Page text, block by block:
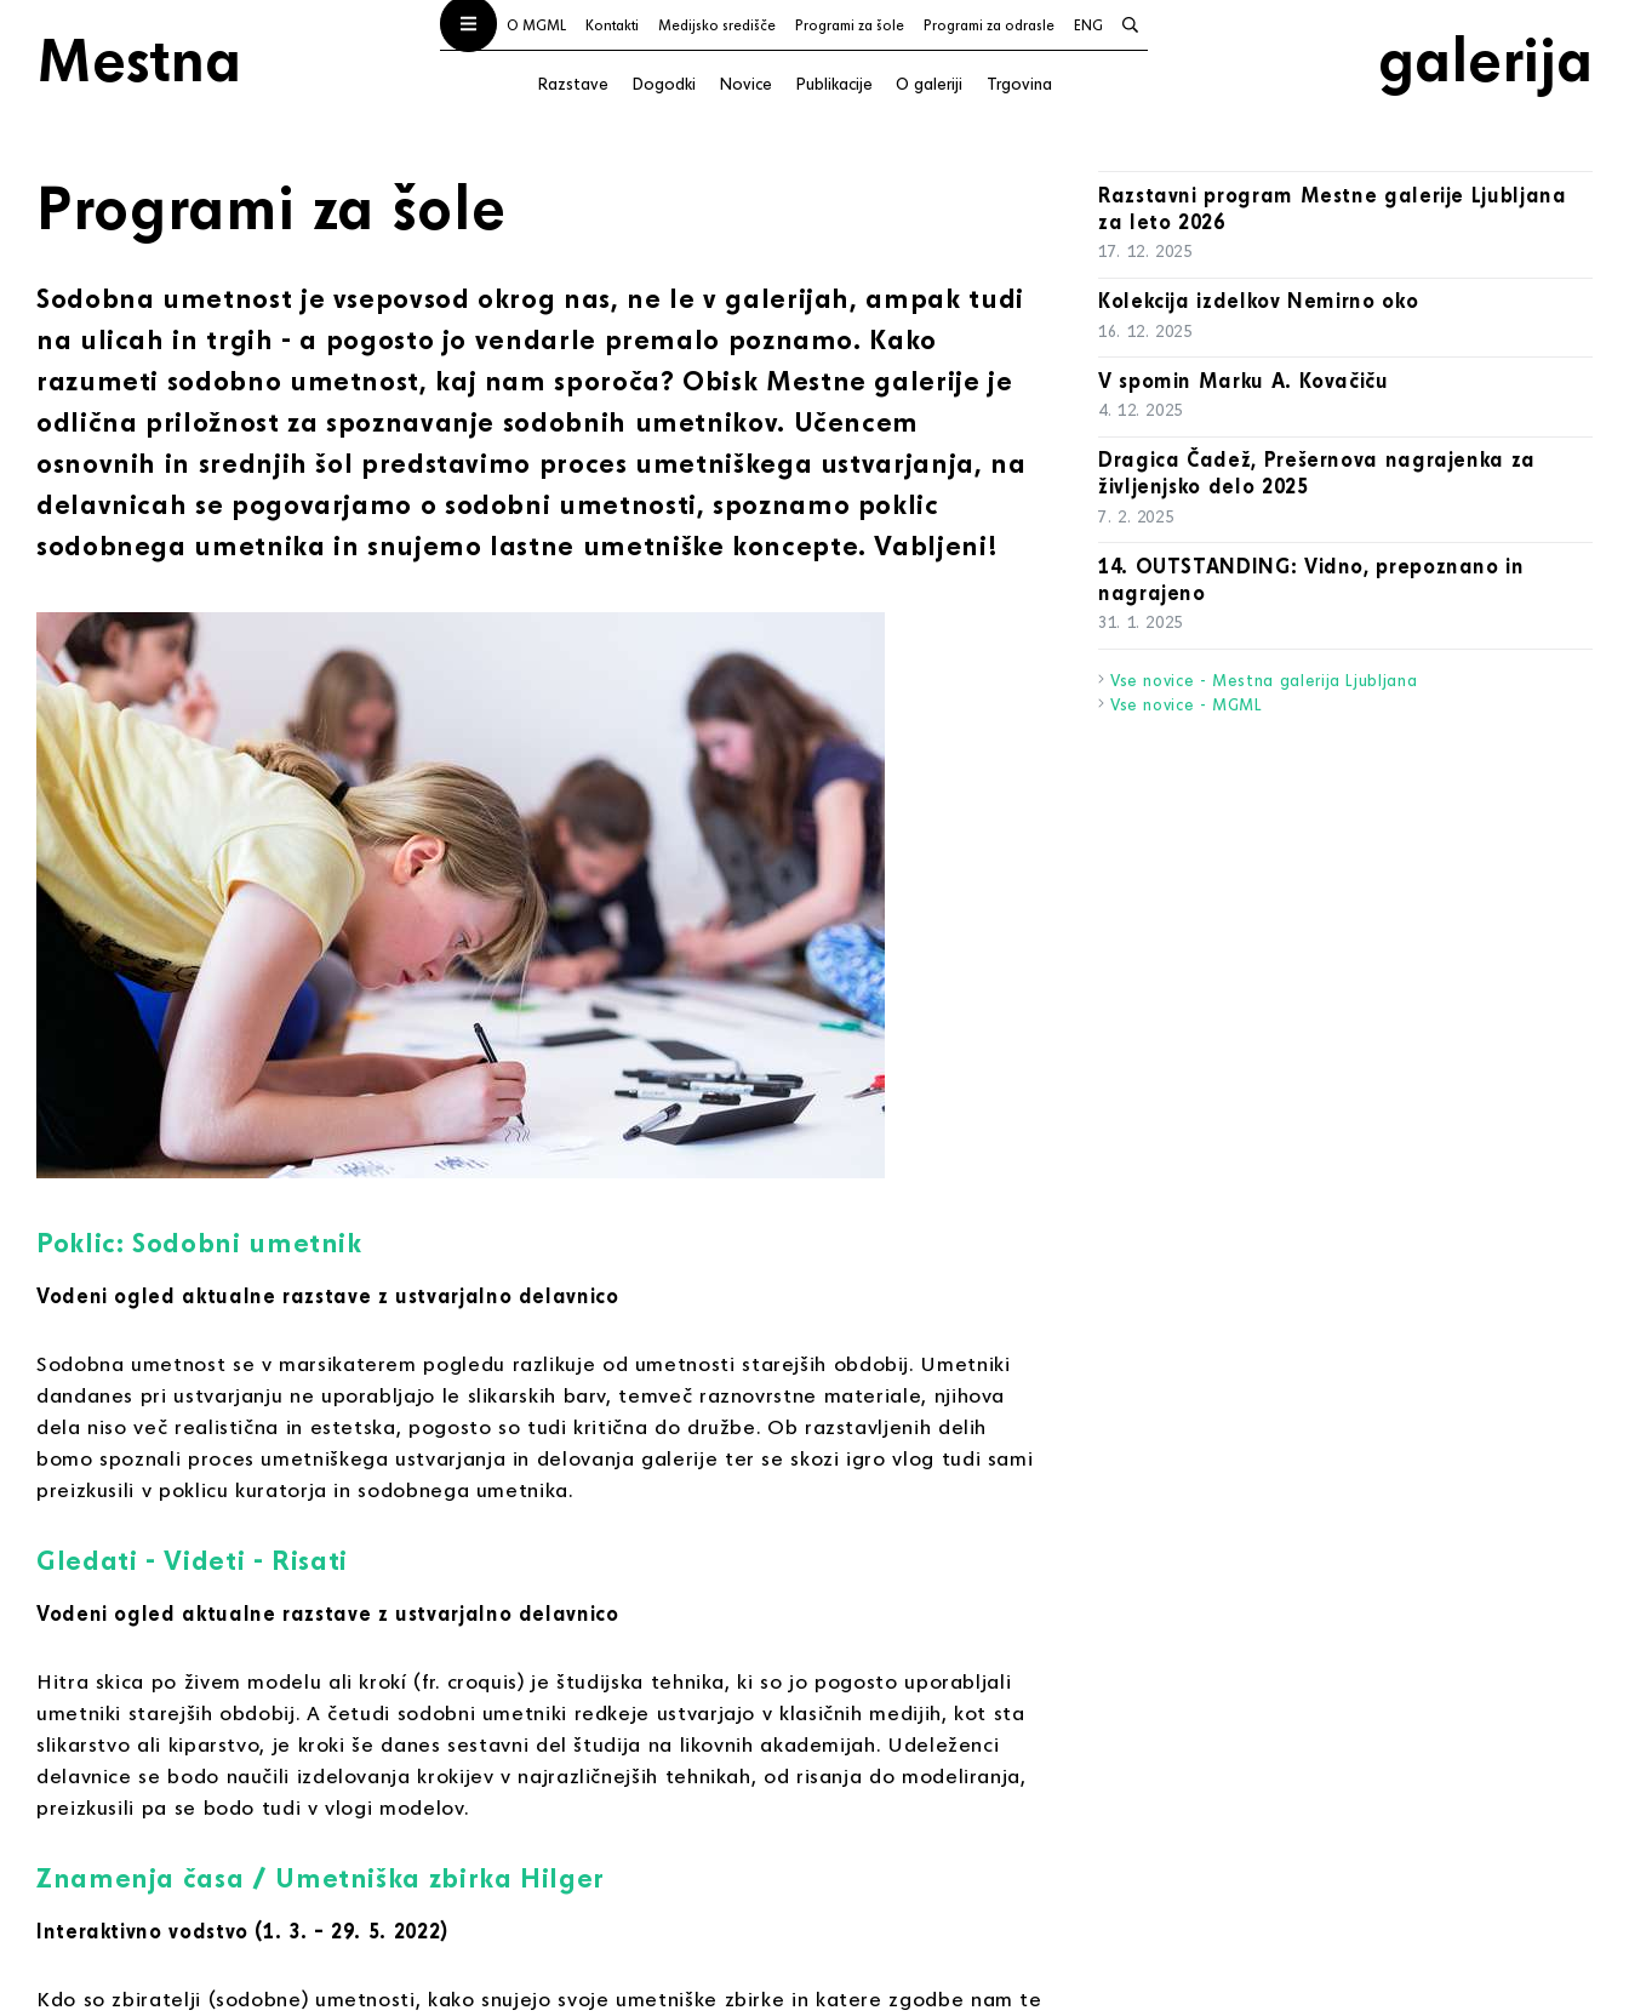
Mestna O MGML Kontakti Medijsko središče Programi za šole Programi za odrasle ENG
Razstave Dogodki Novice Publikacije O galeriji Trgovina
galerija
Programi za šole
Sodobna umetnost je vsepovsod okrog nas, ne le v galerijah, ampak tudi
na ulicah in trgih - a pogosto jo vendarle premalo poznamo. Kako
razumeti sodobno umetnost, kaj nam sporoča? Obisk Mestne galerije je
odlična priložnost za spoznavanje sodobnih umetnikov. Učencem
osnovnih in srednjih šol predstavimo proces umetniškega ustvarjanja, na
delavnicah se pogovarjamo o sodobni umetnosti, spoznamo poklic
sodobnega umetnika in snujemo lastne umetniške koncepte. Vabljeni!
Poklic: Sodobni umetnik
Vodeni ogled aktualne razstave z ustvarjalno delavnico
Sodobna umetnost se v marsikaterem pogledu razlikuje od umetnosti starejših obdobij. Umetniki
dandanes pri ustvarjanju ne uporabljajo le slikarskih barv, temveč raznovrstne materiale, njihova
dela niso več realistična in estetska, pogosto so tudi kritična do družbe. Ob razstavljenih delih
bomo spoznali proces umetniškega ustvarjanja in delovanja galerije ter se skozi igro vlog tudi sami
preizkusili v poklicu kuratorja in sodobnega umetnika.
Gledati - Videti - Risati
Vodeni ogled aktualne razstave z ustvarjalno delavnico
Hitra skica po živem modelu ali krokí (fr. croquis) je študijska tehnika, ki so jo pogosto uporabljali
umetniki starejših obdobij. A četudi sodobni umetniki redkeje ustvarjajo v klasičnih medijih, kot sta
slikarstvo ali kiparstvo, je kroki še danes sestavni del študija na likovnih akademijah. Udeleženci
delavnice se bodo naučili izdelovanja krokijev v najrazličnejših tehnikah, od risanja do modeliranja,
preizkusili pa se bodo tudi v vlogi modelov.
Znamenja časa / Umetniška zbirka Hilger
Interaktivno vodstvo (1. 3. – 29. 5. 2022)
Kdo so zbiratelji (sodobne) umetnosti, kako snujejo svoje umetniške zbirke in katere zgodbe nam te
Razstavni program Mestne galerije Ljubljana
za leto 2026
17. 12. 2025
Kolekcija izdelkov Nemirno oko
16. 12. 2025
V spomin Marku A. Kovačiču
4. 12. 2025
Dragica Čadež, Prešernova nagrajenka za
življenjsko delo 2025
7. 2. 2025
14. OUTSTANDING: Vidno, prepoznano in
nagrajeno
31. 1. 2025
Vse novice - Mestna galerija Ljubljana
Vse novice - MGML